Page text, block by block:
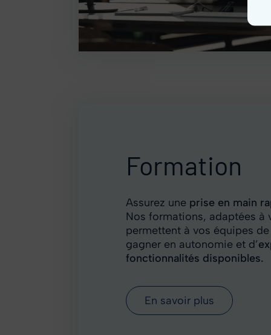
Formation
Assurez une prise en main
Nos formations, adaptées à
permettent à vos équipes
gagner en autonomie et d’
fonctionnalités disponibles.
En savoir plus